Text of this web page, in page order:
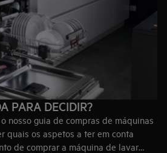
PARA DECIDIR?
nosso guia de compras de máquinas
quais os aspetos a ter em conta
de comprar a máquina de lavar